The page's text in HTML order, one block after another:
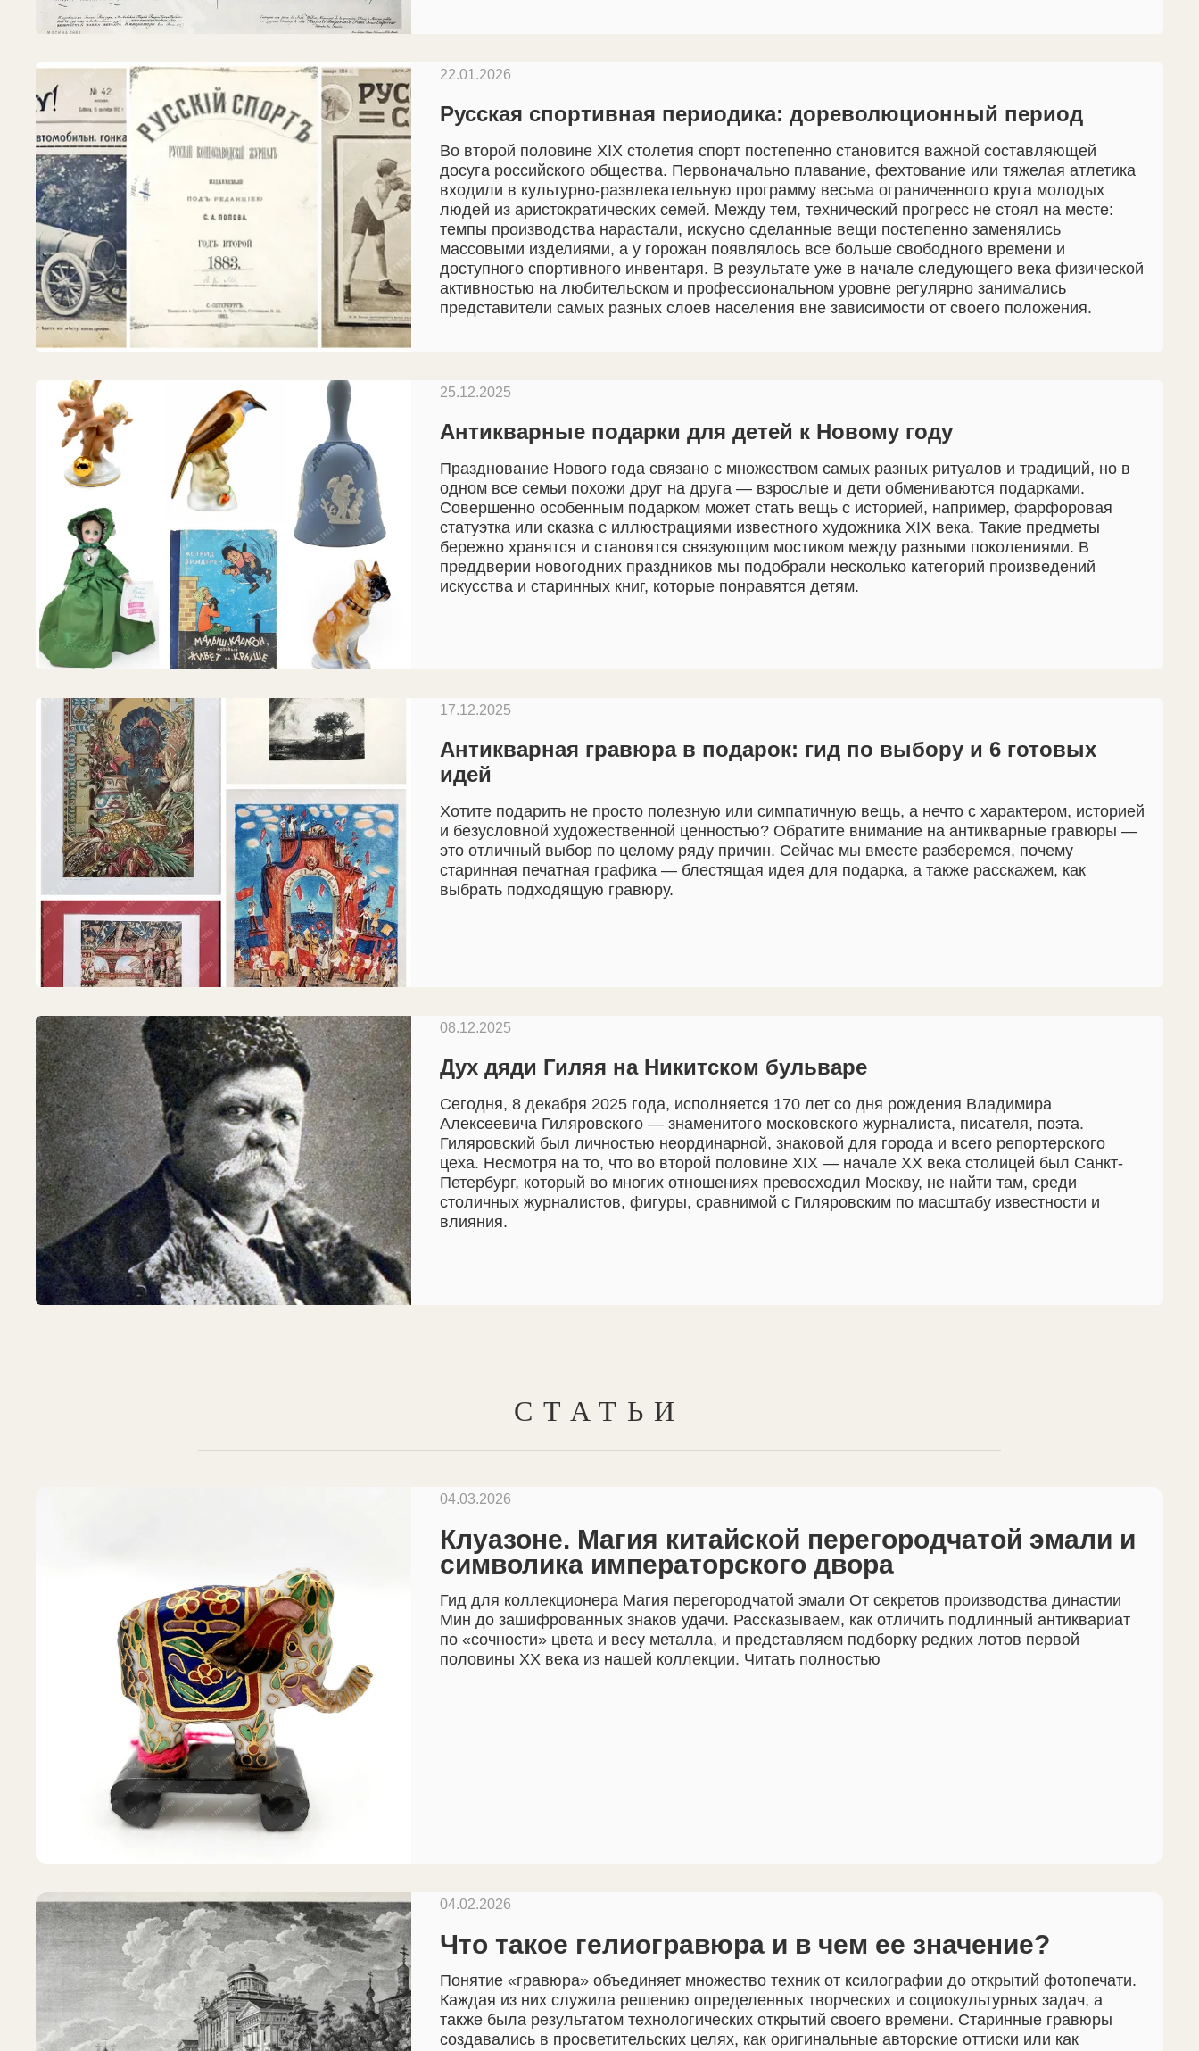
Русская спортивная периодика: дореволюционный период
Во второй половине XIX столетия спорт постепенно становится важной составляющей
досуга российского общества. Первоначально плавание, фехтование или тяжелая атлетика
входили в культурно-развлекательную программу весьма ограниченного круга молодых
людей из аристократических семей. Между тем, технический прогресс не стоял на месте:
темпы производства нарастали, искусно сделанные вещи постепенно заменялись
массовыми изделиями, а у горожан появлялось все больше свободного времени и
доступного спортивного инвентаря. В результате уже в начале следующего века физической
активностью на любительском и профессиональном уровне регулярно занимались
представители самых разных слоев населения вне зависимости от своего положения.
22.01.2026
Антикварные подарки для детей к Новому году
Празднование Нового года связано с множеством самых разных ритуалов и традиций, но в
одном все семьи похожи друг на друга — взрослые и дети обмениваются подарками.
Совершенно особенным подарком может стать вещь с историей, например, фарфоровая
статуэтка или сказка с иллюстрациями известного художника XIX века. Такие предметы
бережно хранятся и становятся связующим мостиком между разными поколениями. В
преддверии новогодних праздников мы подобрали несколько категорий произведений
искусства и старинных книг, которые понравятся детям.
25.12.2025
Антикварная гравюра в подарок: гид по выбору и 6 готовых
идей
Хотите подарить не просто полезную или симпатичную вещь, а нечто с характером, историей
и безусловной художественной ценностью? Обратите внимание на антикварные гравюры —
это отличный выбор по целому ряду причин. Сейчас мы вместе разберемся, почему
старинная печатная графика — блестящая идея для подарка, а также расскажем, как
выбрать подходящую гравюру.
17.12.2025
Дух дяди Гиляя на Никитском бульваре
Сегодня, 8 декабря 2025 года, исполняется 170 лет со дня рождения Владимира
Алексеевича Гиляровского — знаменитого московского журналиста, писателя, поэта.
Гиляровский был личностью неординарной, знаковой для города и всего репортерского
цеха. Несмотря на то, что во второй половине XIX — начале XX века столицей был Санкт-
Петербург, который во многих отношениях превосходил Москву, не найти там, среди
столичных журналистов, фигуры, сравнимой с Гиляровским по масштабу известности и
влияния.
08.12.2025
СТАТЬИ
Клуазоне. Магия китайской перегородчатой эмали и
символика императорского двора
Гид для коллекционера Магия перегородчатой эмали От секретов производства династии
Мин до зашифрованных знаков удачи. Рассказываем, как отличить подлинный антиквариат
по «сочности» цвета и весу металла, и представляем подборку редких лотов первой
половины XX века из нашей коллекции. Читать полностью
04.03.2026
Что такое гелиогравюра и в чем ее значение?
Понятие «гравюра» объединяет множество техник от ксилографии до открытий фотопечати.
Каждая из них служила решению определенных творческих и социокультурных задач, а
также была результатом технологических открытий своего времени. Старинные гравюры
создавались в просветительских целях, как оригинальные авторские оттиски или как
04.02.2026